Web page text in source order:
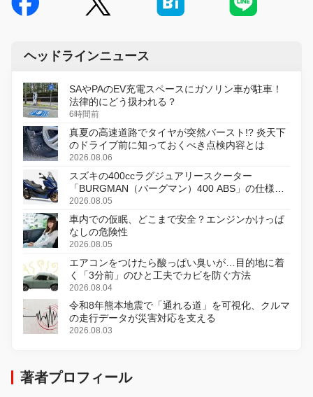
ヘッドラインニュース
SAやPAのEV充電スペースにガソリン車が駐車！
法律的にどう扱われる？
6時間前
真夏の高速道路でタイヤが突然バースト!? 炎天下
のドライブ前に知っておくべき点検内容とは
2026.08.06
スズキの400ccラグジュアリースクーター
「BURGMAN（バーグマン）400 ABS」の仕様を
変更し、8月18日に発売
2026.08.05
車内での仮眠、どこまで安全？エンジンかけっぱ
なしの危険性
2026.08.05
エアコンをつけたら酸っぱい臭いが…目的地に着
く「3分前」のひと工夫でカビを防ぐ方法
2026.08.04
令和8年熊本地震で「通れる道」を可視化、クルマ
の走行データが災害対応を支える
2026.08.03
著者プロフィール